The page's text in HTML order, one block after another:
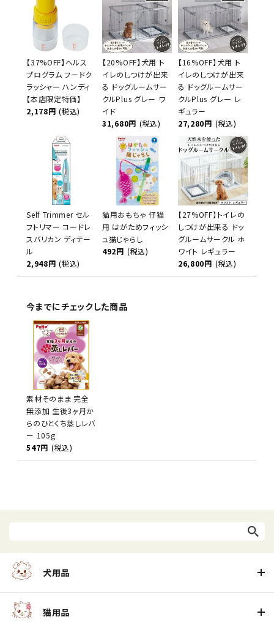
【37%OFF】ヘルス
プログラム フードク
ラッシャー ハンディ
【本店限定特価】
2,178円 (税込)
【20%OFF】犬用 ト
イレのしつけが出来
る ドッグルームサー
クルPlus グレー ワ
イド
31,680円 (税込)
【16%OFF】犬用 ト
イレのしつけが出来
る ドッグルームサー
クルPlus グレー レ
ギュラー
27,280円 (税込)
Self Trimmer セル
フトリマー コードレ
スバリカン ディテー
ル
2,948円 (税込)
猫用おもちゃ 仔猫
用 はがためフィッシ
ュ猫じゃらし
492円 (税込)
【27%OFF】トイレの
しつけが出来る ドッ
グルームサークル ホ
ワイト レギュラー
26,800円 (税込)
今までにチェックした商品
素材そのまま 完全
無添加 生後3ヶ月か
らのひとくち蒸しレバ
ー 105g
547円 (税込)
犬用品
猫用品